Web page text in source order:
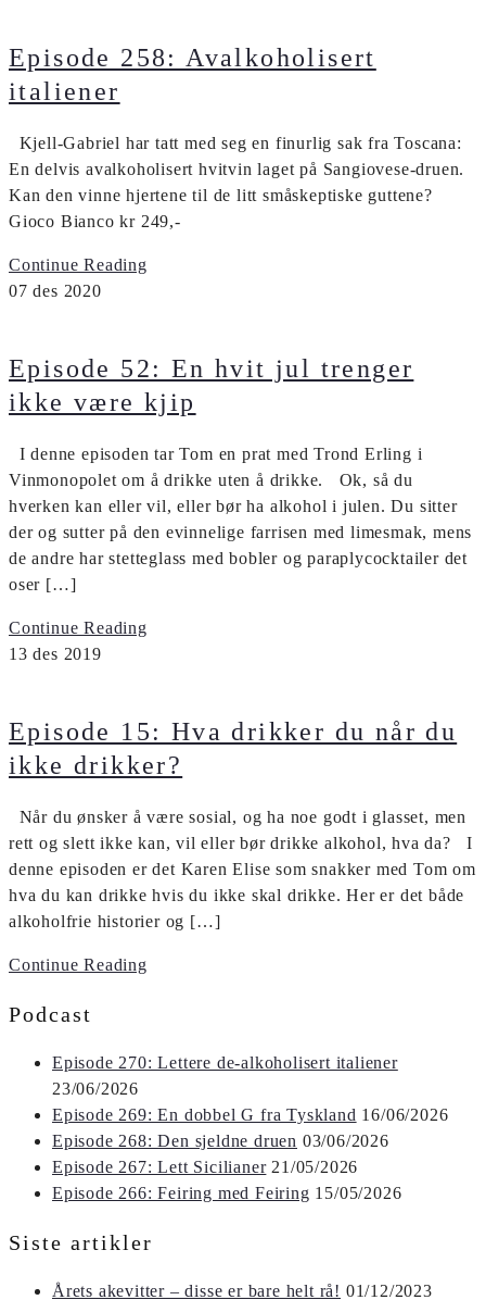
Episode 258: Avalkoholisert
italiener
Kjell-Gabriel har tatt med seg en finurlig sak fra Toscana:
En delvis avalkoholisert hvitvin laget på Sangiovese-druen.
Kan den vinne hjertene til de litt småskeptiske guttene?
Gioco Bianco kr 249,-
Continue Reading
07 des 2020
Episode 52: En hvit jul trenger
ikke være kjip
I denne episoden tar Tom en prat med Trond Erling i
Vinmonopolet om å drikke uten å drikke. Ok, så du
hverken kan eller vil, eller bør ha alkohol i julen. Du sitter
der og sutter på den evinnelige farrisen med limesmak, mens
de andre har stetteglass med bobler og paraplycocktailer det
oser […]
Continue Reading
13 des 2019
Episode 15: Hva drikker du når du
ikke drikker?
Når du ønsker å være sosial, og ha noe godt i glasset, men
rett og slett ikke kan, vil eller bør drikke alkohol, hva da? I
denne episoden er det Karen Elise som snakker med Tom om
hva du kan drikke hvis du ikke skal drikke. Her er det både
alkoholfrie historier og […]
Continue Reading
Podcast
Episode 270: Lettere de-alkoholisert italiener
23/06/2026
Episode 269: En dobbel G fra Tyskland 16/06/2026
Episode 268: Den sjeldne druen 03/06/2026
Episode 267: Lett Sicilianer 21/05/2026
Episode 266: Feiring med Feiring 15/05/2026
Siste artikler
Årets akevitter – disse er bare helt rå! 01/12/2023